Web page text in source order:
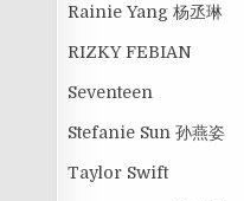
Rainie Yang 杨丞琳
RIZKY FEBIAN
Seventeen
Stefanie Sun 孙燕姿
Taylor Swift